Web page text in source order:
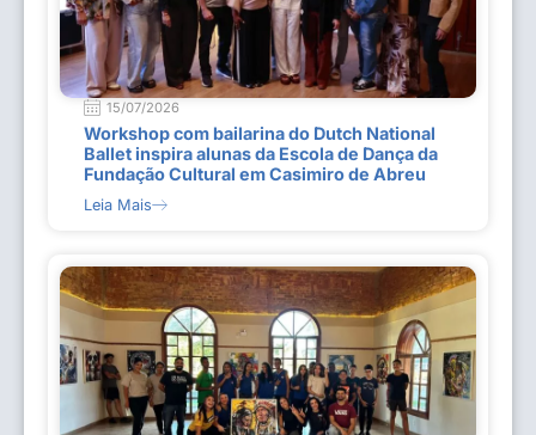
15/07/2026
Workshop com bailarina do Dutch National
Ballet inspira alunas da Escola de Dança da
Fundação Cultural em Casimiro de Abreu
Leia Mais